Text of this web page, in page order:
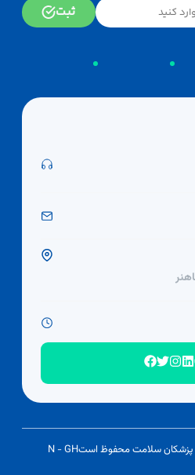
ثبت
پزشکان سلامت محفوظ استN - GH